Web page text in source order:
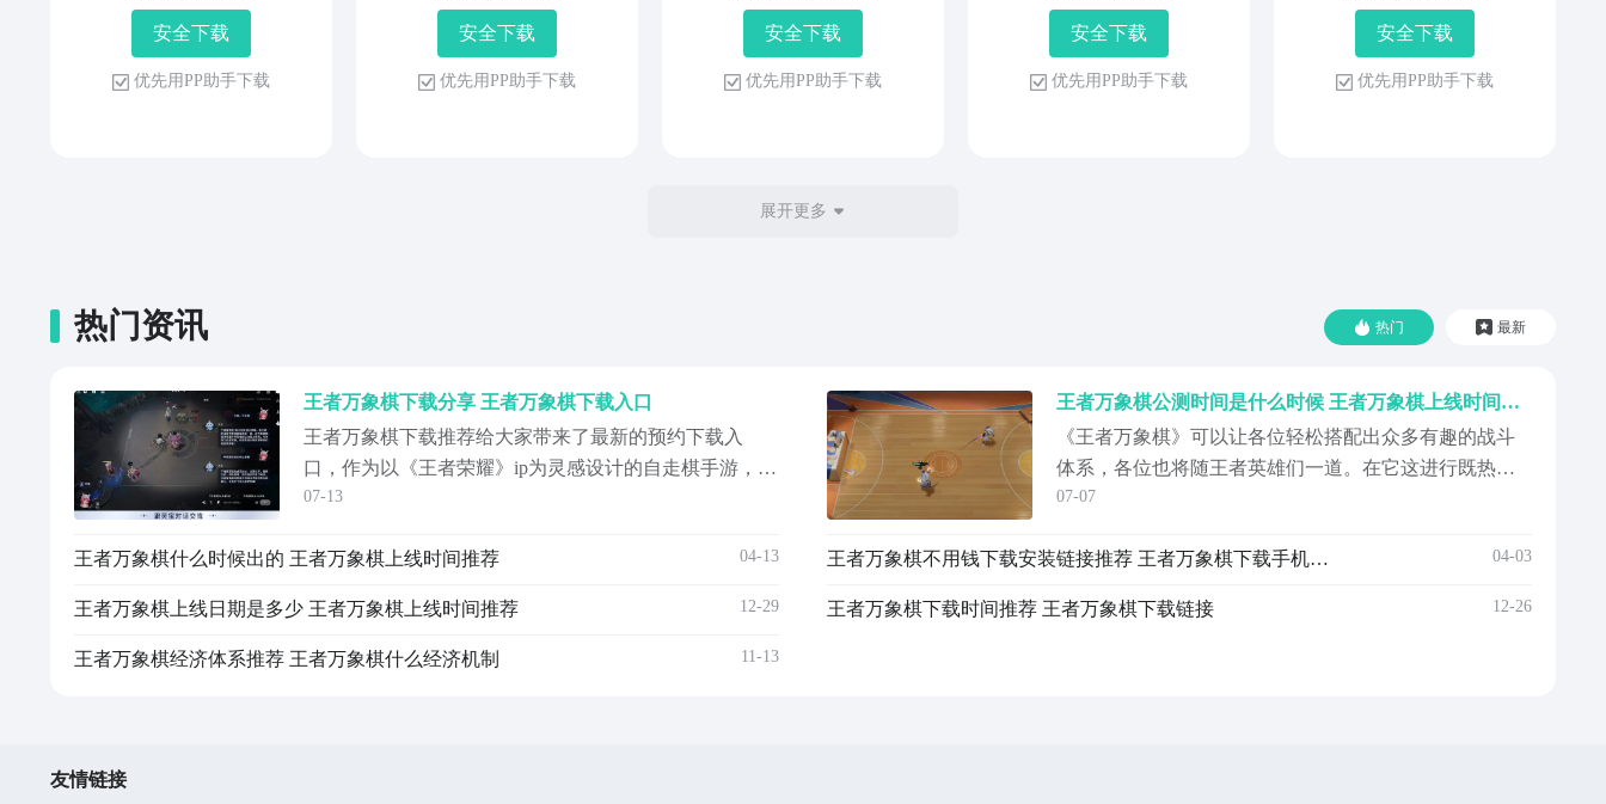
安 全 下 载
优 先 用 P P 助 手 下 载
安 全 下 载
优 先 用 P P 助 手 下 载
安 全 下 载
优 先 用 P P 助 手 下 载
安 全 下 载
优 先 用 P P 助 手 下 载
安 全 下 载
优 先 用 P P 助 手 下 载
展开更多
热门 最新
热门资讯
王者万象棋下载分享 王者万象棋下载入口
王者万象棋下载推荐给大家带来了最新的预约下载入
口，作为以《王者荣耀》ip为灵感设计的自走棋手游，很
多玩家都对该作品充满期待和好奇。该作品卡池角色都
法，让许多王者老玩家们都跃跃欲试。那么在哪里可以
象棋》最新...
07-13
王者万象棋什么时候出的 王者万象棋上线时间推荐 04-13
王者万象棋上线日期是多少 王者万象棋上线时间推荐 12-29
王者万象棋经济体系推荐 王者万象棋什么经济机制 11-13
王者万象棋公测时间是什么时候 王者万象棋上线时间推荐
《王者万象棋》可以让各位轻松搭配出众多有趣的战斗
体系，各位也将随王者英雄们一道。在它这进行既热血
又充满着竞技激情的对决，享受其独特的自走棋模式。
测的玩家，以及想把它下载下来畅玩的玩家，都可通过
约下载地址》...
07-07
王者万象棋不用钱下载安装链接推荐 王者万象棋下载手机版链接指引 04-03
王者万象棋下载时间推荐 王者万象棋下载链接 12-26
友情链接